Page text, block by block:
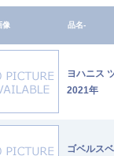
像 品名-
ヨハニス
2021年
ゴベルス